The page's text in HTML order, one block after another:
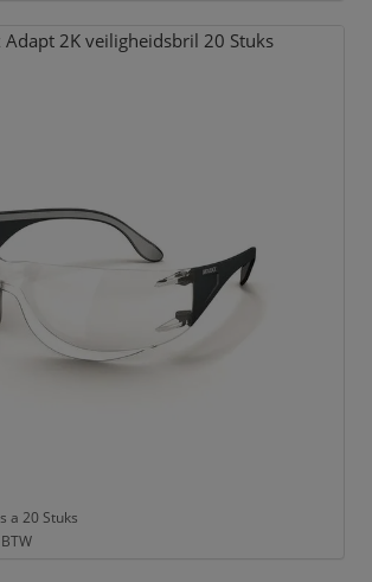
2K veiligheidsbril 20 Stuks
a 20 Stuks